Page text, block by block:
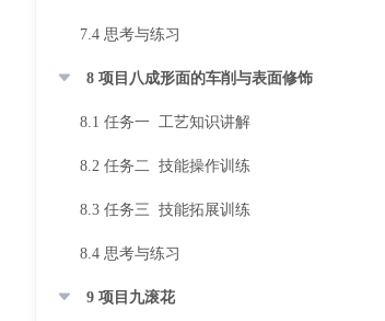
7.4 思考与练习
8 项目八成形面的车削与表面修饰
8.1 任务一 工艺知识讲解
8.2 任务二 技能操作训练
8.3 任务三 技能拓展训练
8.4 思考与练习
9 项目九滚花